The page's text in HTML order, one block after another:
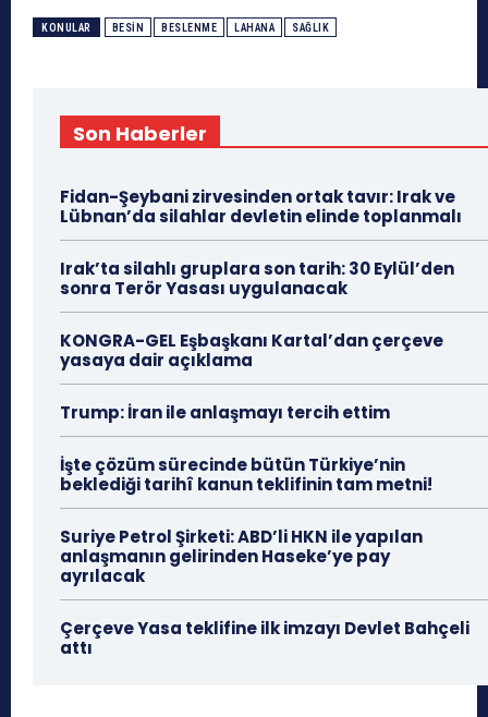
KONULAR BESIN BESLENME LAHANA SAĞLIK
Son Haberler
Fidan-Şeybani zirvesinden ortak tavır: Irak ve
Lübnan’da silahlar devletin elinde toplanmalı
Irak’ta silahlı gruplara son tarih: 30 Eylül’den
sonra Terör Yasası uygulanacak
KONGRA-GEL Eşbaşkanı Kartal’dan çerçeve
yasaya dair açıklama
Trump: İran ile anlaşmayı tercih ettim
İşte çözüm sürecinde bütün Türkiye’nin
beklediği tarihî kanun teklifinin tam metni!
Suriye Petrol Şirketi: ABD’li HKN ile yapılan
anlaşmanın gelirinden Haseke’ye pay
ayrılacak
Çerçeve Yasa teklifine ilk imzayı Devlet Bahçeli
attı